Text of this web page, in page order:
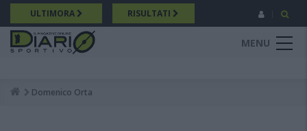
Salta
al
contenuto
principale
ULTIMORA RISULTATI
MENU
Breadcrumb
Domenico Orta